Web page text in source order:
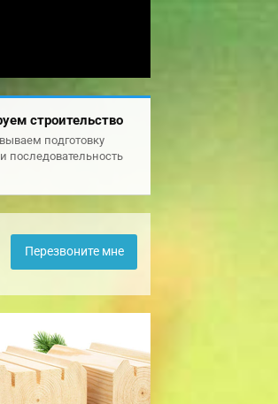
строительство
подготовку
последовательность
Перезвоните мне